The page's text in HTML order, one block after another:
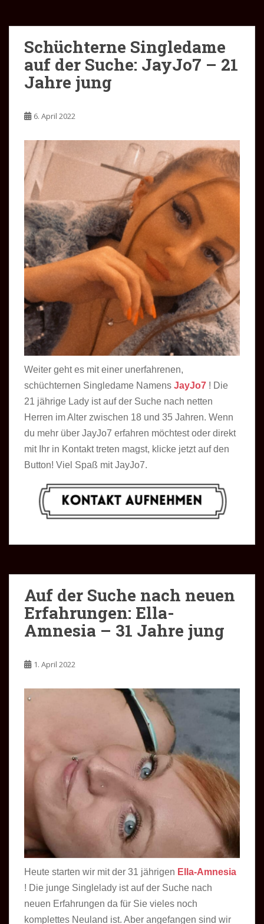
Schüchterne Singledame
auf der Suche: JayJo7 – 21
Jahre jung
6. April 2022
Weiter geht es mit einer unerfahrenen,
schüchternen Singledame Namens JayJo7 ! Die
21 jährige Lady ist auf der Suche nach netten
Herren im Alter zwischen 18 und 35 Jahren. Wenn
du mehr über JayJo7 erfahren möchtest oder direkt
mit Ihr in Kontakt treten magst, klicke jetzt auf den
Button! Viel Spaß mit JayJo7.
Auf der Suche nach neuen
Erfahrungen: Ella-
Amnesia – 31 Jahre jung
1. April 2022
Heute starten wir mit der 31 jährigen Ella-Amnesia
! Die junge Singlelady ist auf der Suche nach
neuen Erfahrungen da für Sie vieles noch
komplettes Neuland ist. Aber angefangen sind wir